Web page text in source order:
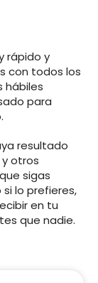
rápido y
con todos los
hábiles
para
resultado
otros
sigas
lo prefieres,
en tu
que nadie.